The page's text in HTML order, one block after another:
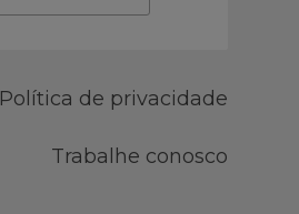
Política de privacidade
Trabalhe conosco